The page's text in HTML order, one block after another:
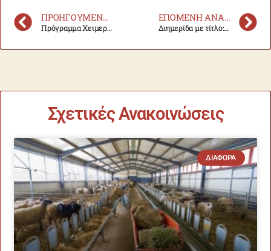
ΠΡΟΗΓΟΎΜΕΝΗ ΑΝΑΚΟΊΝΩΣΗ
Πρόγραμμα Χειμερινού Εξαμήνου 2023-24 – ΝΕΟ
ΕΠΌΜΕΝΗ ΑΝΑΚΟΊΝΩΣΗ
Διημερίδα με τίτλο: «13 χρόνια ΠΡΟΣΒΑΣΗ: Η επόμενη ημέρα»
Σχετικές Ανακοινώσεις
ΔΙΆΦΟΡΑ